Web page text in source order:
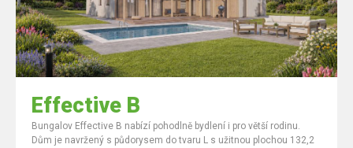
Effective B
Bungalov Effective B nabízí pohodlně bydlení i pro větší rodinu.
Dům je navržený s půdorysem do tvaru L s užitnou plochou 132,2